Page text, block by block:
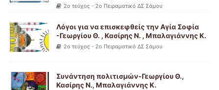
2ο τεύχος - 2ο Πειραματικό ΔΣ Σάμου
Λόγοι για να επισκεφθείς την Αγία Σοφία
-Γεωργίου Θ. , Κασίρης Ν. , Μπαλαγιάννης Κ.
2ο τεύχος - 2ο Πειραματικό ΔΣ Σάμου
Συνάντηση πολιτισμών-Γεωργίου Θ.,
Κασίρης Ν., Μπαλαγιάννης Κ.